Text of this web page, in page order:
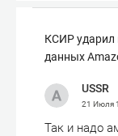
КСИР ударил
данных
USSR
21 Июля
Так и надо